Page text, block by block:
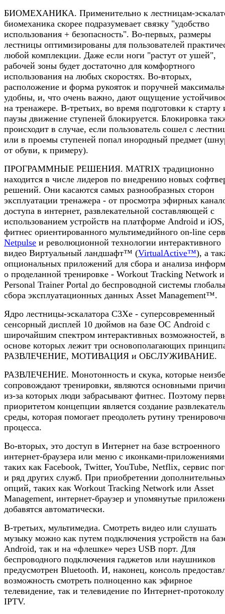
БИОМЕХАНИКА. Применительно к лестницам-
биомеханика скорее подразумевает связку "удобство
использования + безопасность". Во-первых, размеры
лестницы оптимизированы для пользователей
любой комплекции. Даже если ноги "растут от ушей",
рабочей зоны будет достаточно для комфортного
использования на любых скоростях. Во-вторых,
расположение и форма рукояток и поручней
удобны, и, что очень важно, дают ощущение
на тренажере. В-третьих, во время подготовки к старту
паузы движение ступеней блокируется. Блокировка
происходит в случае, если пользователь сошел с
или в проемы ступеней попал инородный предмет
от обуви, к примеру).
ПРОГРАММНЫЕ РЕШЕНИЯ. MATRIX традиционно
находится в числе лидеров по внедрению новых
решений. Они касаются самых разнообразных сторон
эксплуатации тренажера - от просмотра эфирных
доступа в интернет, развлекательной составляющей с
использованием устройств на платформе Android и iOS,
фитнес ориентированного мультимедийного on-line
Netpulse и революционной технологии интерактивного
видео Виртуальный ландшафт™ (VirtualActive™), а
опциональных приложений для сбора и анализа
о проделанной тренировке - Workout Tracking Network и
Personal Trainer Portal до беспроводной системы
сбора эксплуатационных данных Asset Management™.
Ядро лестницы-эскалатора C3Xe - суперсовременный
сенсорный дисплей 10 дюймов на базе ОС Android с
широчайшим спектром интерактивных возможностей, в
основе которых лежит три основополагающих
РАЗВЛЕЧЕНИЕ, МОТИВАЦИЯ и ОБСЛУЖИВАНИЕ.
РАЗВЛЕЧЕНИЕ. Монотонность и скука, которые
сопровождают тренировки, являются основными
из-за которых люди забрасывают фитнес. Поэтому
приоритетом концепции является создание
среды, которая помогает преодолеть рутину
процесса.
Во-вторых, это доступ в Интернет на базе встроенного
интернет-браузера или меню с иконками-
таких как Facebook, Twitter, YouTube, Netflix, сервис
и ряд других служб. При приобретении
опций, таких как Workout Tracking Network или Asset
Management, интернет-браузер и упомянутые
добавятся автоматически.
В-третьих, мультимедиа. Смотреть видео или слушать
музыку можно как путем подключения устройств на
Android, так и на «флешке» через USB порт. Для
беспроводного подключения гаджетов или наушников
предусмотрен Bluetooth. И, наконец, консоль
возможность смотреть полноценно как эфирное
телевидение, так и телевидение по Интернет-
IPTV.